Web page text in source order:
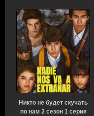
Никто не будет скучать
по нам 2 сезон 1 серия